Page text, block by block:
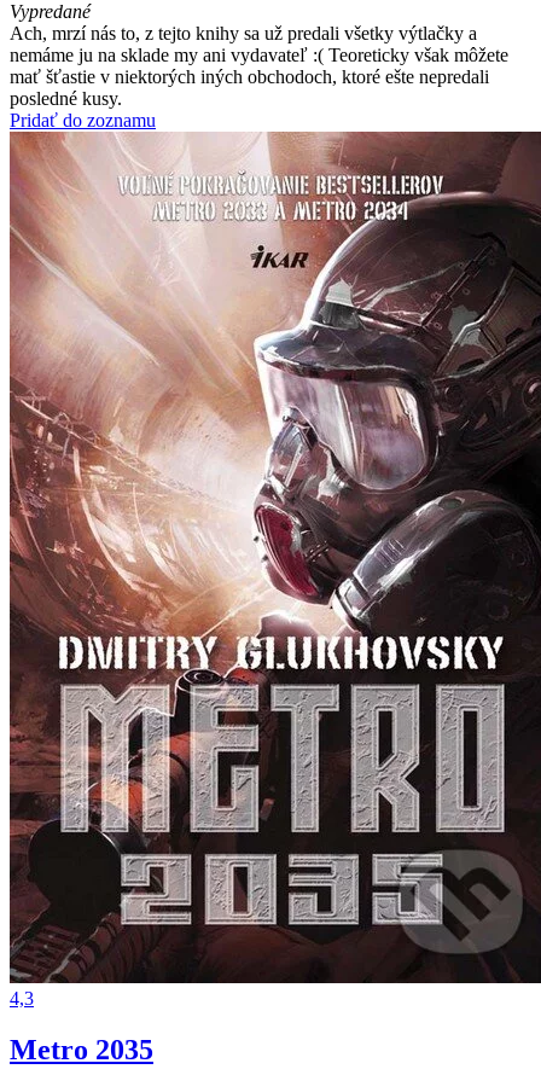
Vypredané
Ach, mrzí nás to, z tejto knihy sa už predali všetky výtlačky a
nemáme ju na sklade my ani vydavateľ :( Teoreticky však môžete
mať šťastie v niektorých iných obchodoch, ktoré ešte nepredali
posledné kusy.
Pridať do zoznamu
4,3
Metro 2035